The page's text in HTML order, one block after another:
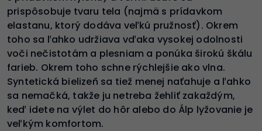
prispôsobuje tvaru tela (najmä s prídavkom
elastanu, ktorý dodáva veľkú pružnosť). Okrem
toho sa ľahko udržiava vďaka vysokej odolnosti
voči nečistotám a plesniam a ponúka širokú škálu
farieb. Okrem toho schne rýchlejšie ako vlna.
Syntetická bielizeň sa tiež menej naťahuje a ľahko
sa nemačká, takže ju netreba žehliť zakaždým,
keď idete na výlet do hôr alebo do Álp lyžovanie je
veľkým komfortom.